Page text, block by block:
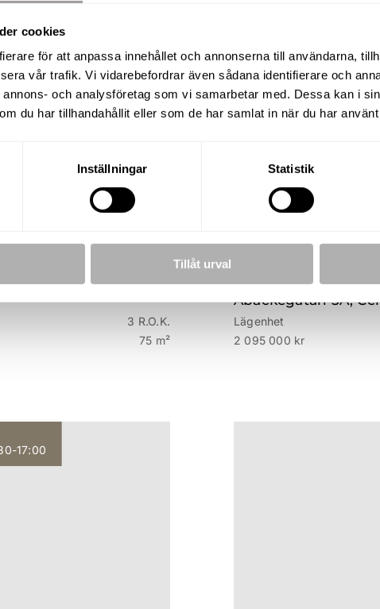
cookies
för att anpassa innehållet och annonserna till användarna,
vår trafik. Vi vidarebefordrar även sådana identifierare och
och analysföretag som vi samarbetar med. Dessa kan i
du har tillhandahållit eller som de har samlat in när du har
Inställningar Statistik
Tillåt urval
3 R.O.K.
75 m²
Åbackegatan 5A,
Lägenhet
2 095 000 kr
17:00